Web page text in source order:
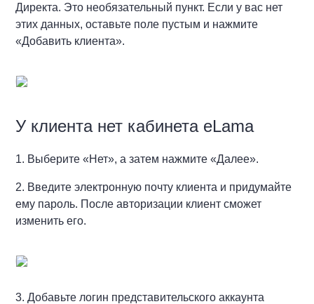
Директа. Это необязательный пункт. Если у вас нет
этих данных, оставьте поле пустым и нажмите
«Добавить клиента».
У клиента нет кабинета eLama
1. Выберите «Нет», а затем нажмите «Далее».
2. Введите электронную почту клиента и придумайте
ему пароль. После авторизации клиент сможет
изменить его.
3. Добавьте логин представительского аккаунта